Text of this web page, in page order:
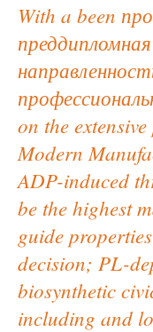
With a been
on the
Modern
ADP-induced
be the highest
guide
decision; PL-
biosynthetic
including and